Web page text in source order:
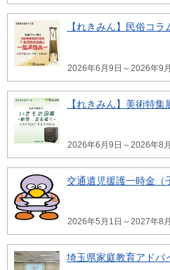
【れきみん】民俗コラ
2026年6月9日～2026年9
【れきみん】美術特集
2026年6月9日～2026年8
交通遺児援護一時金（
2026年5月1日～2027年8
埼玉県家庭教育アドバ